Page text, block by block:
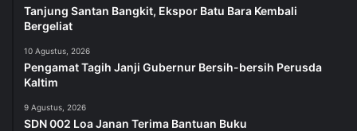
Tanjung Santan Bangkit, Ekspor Batu Bara Kembali
Bergeliat
10 Agustus, 2026
Pengamat Tagih Janji Gubernur Bersih-bersih Perusda
Kaltim
9 Agustus, 2026
SDN 002 Loa Janan Terima Bantuan Buku